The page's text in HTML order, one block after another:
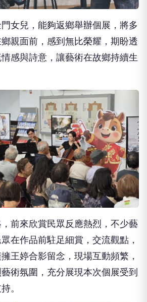
女兒，能夠返鄉舉辦個展，將多
親面前，感到無比榮耀，期盼透
感與詩意，讓藝術在故鄉持續生
前來欣賞民眾反應熱烈，不少藝
在作品前駐足細賞，交流觀點，
王婷合影留念，現場互動頻繁，
術氛圍，充分展現本次個展受到
。